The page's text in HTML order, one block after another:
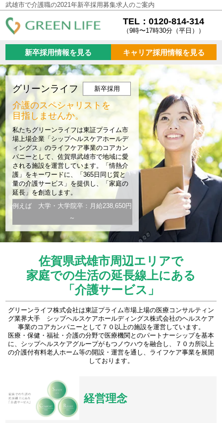
武雄市で介護職の2021年新卒採用募集求人のご案内
TEL：0120-814-314
（9時〜17時30分（平日））
新卒採用情報を見る キャリア採用情報を見る
グリーンライフ 新卒採用
介護のスペシャリストを
目指しませんか。
私たちグリーンライフは東証プライム市
場上場企業「シップヘルスケアホールデ
ィングス」のライフケア事業のコアカン
パニーとして、佐賀県武雄市で地域に愛
される施設を運営しています。「情熱介
護」をキーワードに、「365日同じ質と
量の介護サービス」を提供し、「家庭の
延長」を創造します。
例えば 大学・大学院卒：月給238,650円
～
佐賀県武雄市周辺エリアで
家庭での生活の延長線上にある
「介護サービス」
グリーンライフ株式会社は東証プライム市場上場の医療コンサルティン
グ業界大手 シップヘルスケアホールディングス株式会社のヘルスケア
事業のコアカンパニーとして７０以上の施設を運営しています。
医療・保健・福祉・介護の分野で医療機関とのパートナーシップを基本
に、シップヘルスケアグループがもつノウハウを融合し、７０カ所以上
の介護付有料老人ホーム等の開設・運営を通し、ライフケア事業を展開
しております。
経営理念